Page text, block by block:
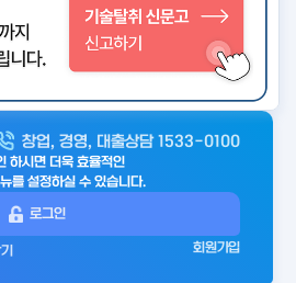
창업, 경영, 대출상담 1533-0100
하시면 더욱 효율적인
를 설정하실 수 있습니다.
로그인
회원가입